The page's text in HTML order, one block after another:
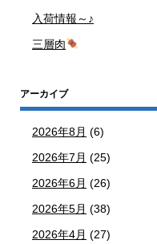
入荷情報～♪
三層肉
アーカイブ
2026年8月 (6)
2026年7月 (25)
2026年6月 (26)
2026年5月 (38)
2026年4月 (27)